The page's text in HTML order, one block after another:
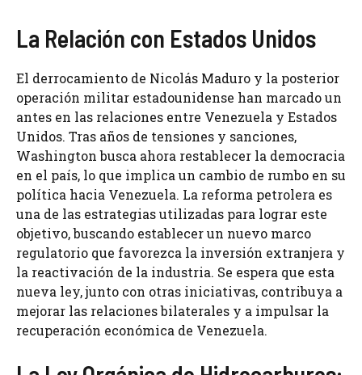
La Relación con Estados Unidos
El derrocamiento de Nicolás Maduro y la posterior
operación militar estadounidense han marcado un
antes en las relaciones entre Venezuela y Estados
Unidos. Tras años de tensiones y sanciones,
Washington busca ahora restablecer la democracia
en el país, lo que implica un cambio de rumbo en su
política hacia Venezuela. La reforma petrolera es
una de las estrategias utilizadas para lograr este
objetivo, buscando establecer un nuevo marco
regulatorio que favorezca la inversión extranjera y
la reactivación de la industria. Se espera que esta
nueva ley, junto con otras iniciativas, contribuya a
mejorar las relaciones bilaterales y a impulsar la
recuperación económica de Venezuela.